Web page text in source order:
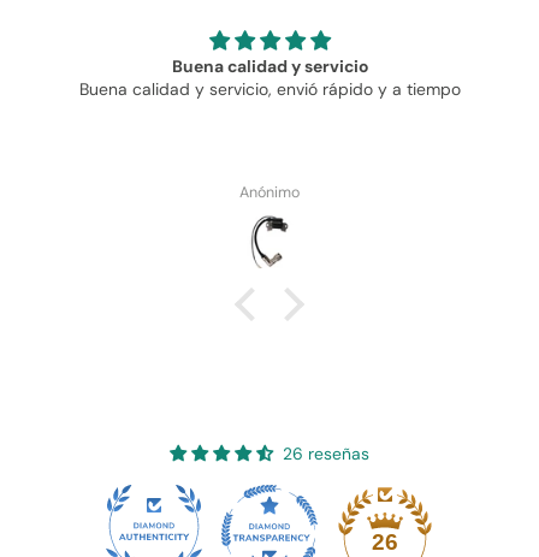
Buena calidad y servicio
Buena calidad y servicio, envió rápido y a tiempo
Anónimo
26 reseñas
26